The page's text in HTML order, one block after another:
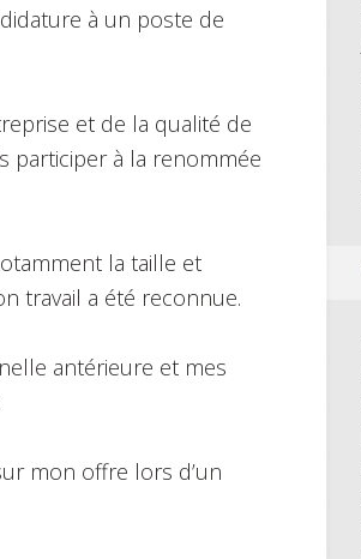
à un poste de
et de la qualité de
participer à la renommée
la taille et
travail a été reconnue.
antérieure et mes
mon offre lors d’un